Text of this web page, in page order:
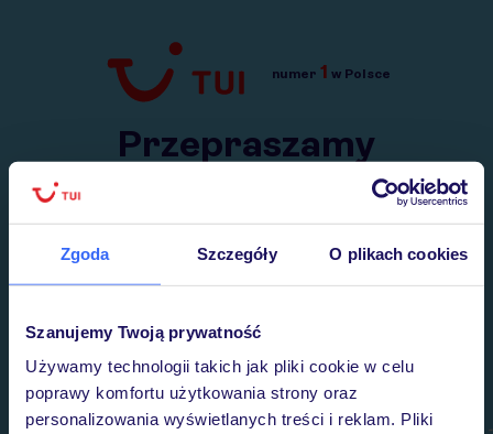
Zgoda Szczegóły O plikach cookies
Szanujemy Twoją prywatność
Używamy technologii takich jak pliki cookie w celu
poprawy komfortu użytkowania strony oraz
personalizowania wyświetlanych treści i reklam. Pliki
Przejdź do TUI.pl
numer 1 w Polsce
Przepraszamy
Wysłaliśmy nasz serwis na krótkie wakacje.